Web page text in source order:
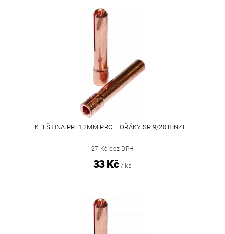
KLEŠTINA PR. 1,2MM PRO HOŘÁKY SR 9/20 BINZEL
27 Kč bez DPH
33 Kč / ks